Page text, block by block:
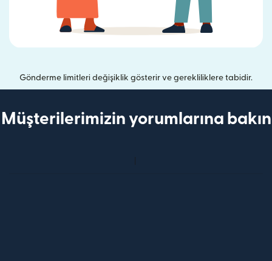
Gönderme limitleri değişiklik gösterir ve gerekliliklere tabidir.
Müşterilerimizin yorumlarına bakın